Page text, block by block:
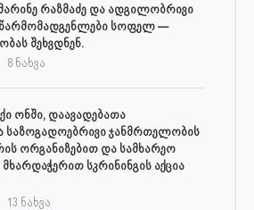
რაზმაძე და ადგილობრივი
სოფელ —
შეხვდნენ.
8 ნახვა
ონში, დაავადებათა
ჯანმრთელობის
ორგანიზებით და სამხარეო
სკრინინგის აქცია
13 ნახვა